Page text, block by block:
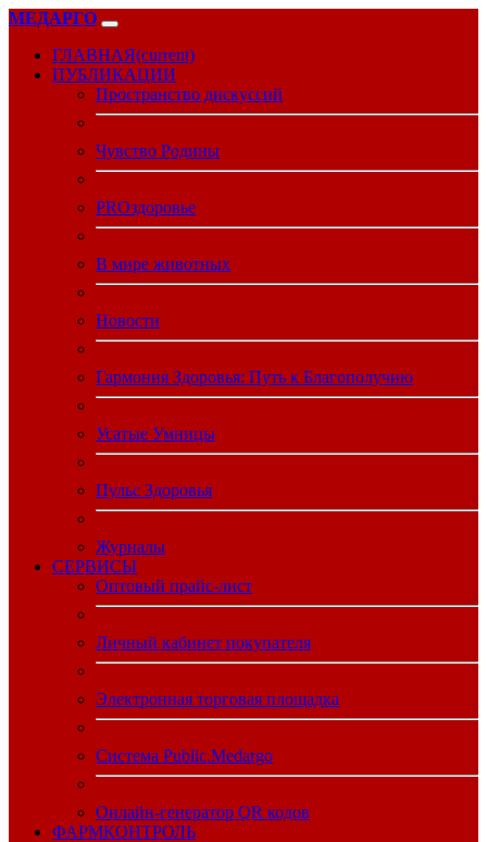
МЕДАРГО
ГЛАВНАЯ(current)
ПУБЛИКАЦИИ
Пространство дискуссий
Чувство Родины
PROздоровье
В мире животных
Новости
Гармония Здоровья: Путь к Благополучию
Усатые Умницы
Пульс Здоровья
Журналы
CЕРВИСЫ
Оптовый прайс-лист
Личный кабинет покупателя
Электронная торговая площадка
Система Public.Medargo
Онлайн-генератор QR кодов
ФАРМКОНТРОЛЬ